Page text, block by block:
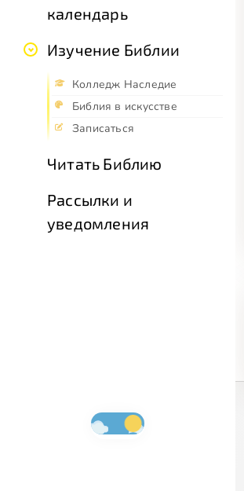
календарь
Изучение Библии
Колледж Наследие
Библия в искусстве
Записаться
Читать Библию
Рассылки и
уведомления